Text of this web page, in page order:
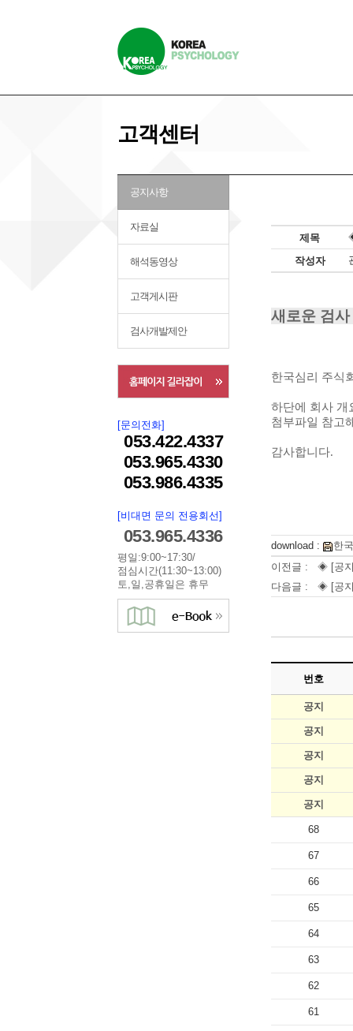
고객센터
공지사항
자료실
해석동영상
고객게시판
검사개발제안
[문의전화]
053.422.4337
053.965.4330
053.986.4335
[비대면 문의 전용회선]
053.965.4336
평일:9:00~17:30/
점심시간(11:30~13:00)
토,일,공휴일은 휴무
제목
작성자
새로운 검사
한국심리 주식
하단에 회사 개
첨부파일 참고
감사합니다.
download :
한
이전글 : ◈ [공
다음글 : ◈ [공
번호
공지
공지
공지
공지
공지
68
67
66
65
64
63
62
61